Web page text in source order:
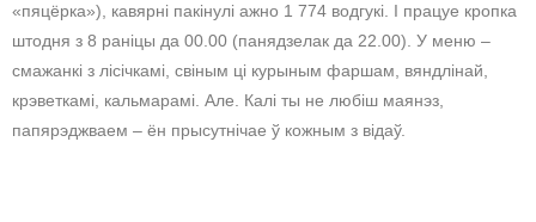
«пяцёрка»), кавярні пакінулі ажно 1 774 водгукі. І працуе кропка
штодня з 8 раніцы да 00.00 (панядзелак да 22.00). У меню –
смажанкі з лісічкамі, свіным ці курыным фаршам, вяндлінай,
крэветкамі, кальмарамі. Але. Калі ты не любіш маянэз,
папярэджваем – ён прысутнічае ў кожным з відаў.